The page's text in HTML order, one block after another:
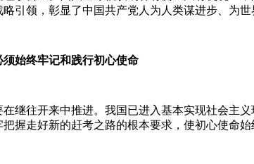
引领，彰显了中国共产党人为人类谋进步、为世
始终牢记和践行初心使命
往开来中推进。我国已进入基本实现社会主
握走好新的赶考之路的根本要求，使初心使命